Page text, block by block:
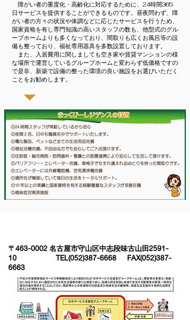
障がい者の重度化・高齢化に対応するために、24時間365
日サービスを提供することができるものです。昼夜問わず、障
がい者の方々の状況や体調などに応じたサービスを行うため、
国家資格を有し専門知識の高いスタッフの数も、他型式のグル
ープホームよりも多くなっており、間取りも広くお風呂等の設
備も整っており、福祉専用器具を多数設置しております。
​ また、入居費用に関しましても空き家や賃貸マンションの様
な場所で運営しているグループホームと変わらず低価格ですの
で是非、新築で設備の整った環境の良い施設をお選びいただく
ことをお勧めします。
〒463-0002 名古屋市守山区中志段味古山田2591-
10 TEL(052)387-6668 FAX(052)387-
6663